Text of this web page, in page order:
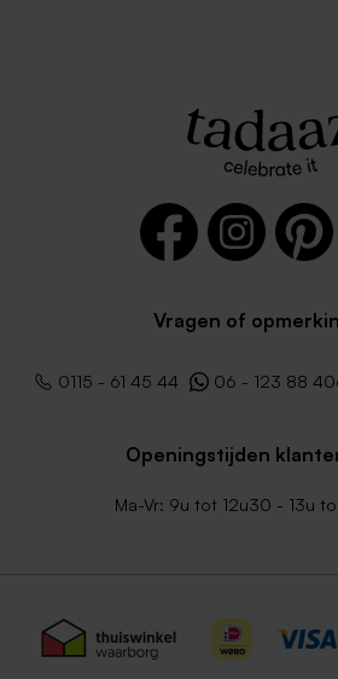
met
Roestbruine envelop met
Terra
Vragen of
0115 - 61 45 44 06 - 123 88
Openingstijden
Ma-Vr: 9u tot 12u30 - 13u